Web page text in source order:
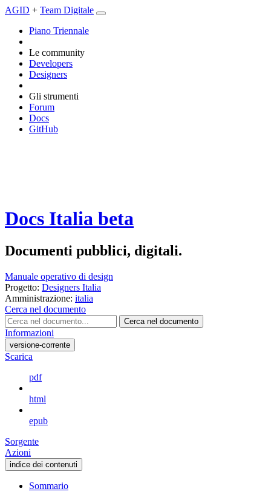
AGID + Team Digitale
Piano Triennale
Le community
Developers
Designers
Gli strumenti
Forum
Docs
GitHub
Docs Italia beta
Documenti pubblici, digitali.
Manuale operativo di design
Progetto: Designers Italia
Amministrazione: italia
Cerca nel documento
Cerca nel documento
Informazioni
versione-corrente
Scarica
pdf
html
epub
Sorgente
Azioni
indice dei contenuti
Sommario